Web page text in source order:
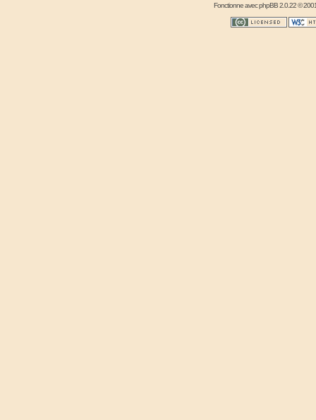
Fonctionne avecphpBB2.0.22 ©